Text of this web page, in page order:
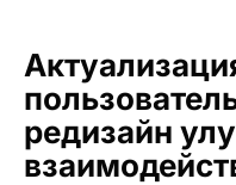
редизайн